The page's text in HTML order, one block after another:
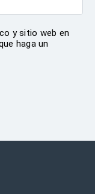
y sitio web en
haga un